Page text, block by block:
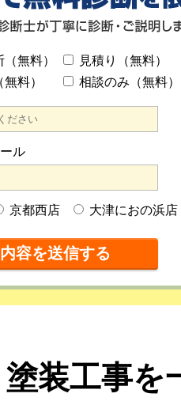
無料）
見積り（無料）
料）
相談のみ（無料）
ル
京都西店 大津におの浜店
塗装工事を